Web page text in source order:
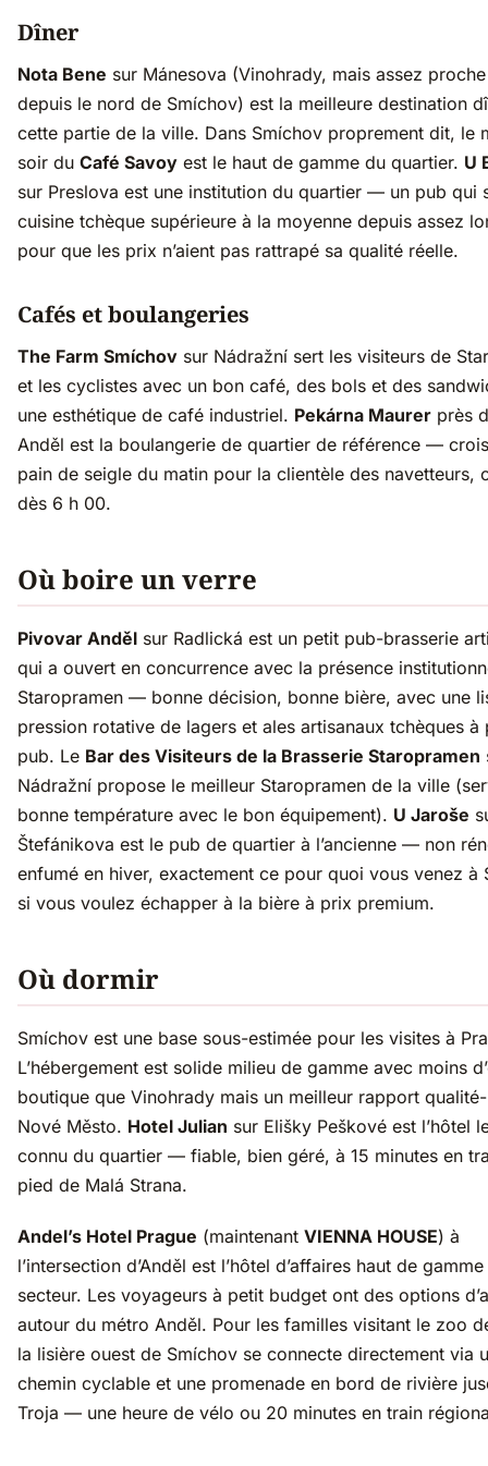
Dîner
Nota Bene sur Mánesova (Vinohrady, mais assez
depuis le nord de Smíchov) est la meilleure destination
cette partie de la ville. Dans Smíchov proprement dit, le
soir du Café Savoy est le haut de gamme du quartier. U
sur Preslova est une institution du quartier — un pub qui
cuisine tchèque supérieure à la moyenne depuis assez
pour que les prix n’aient pas rattrapé sa qualité réelle.
Cafés et boulangeries
The Farm Smíchov sur Nádražní sert les visiteurs de
et les cyclistes avec un bon café, des bols et des
une esthétique de café industriel. Pekárna Maurer près
Anděl est la boulangerie de quartier de référence —
pain de seigle du matin pour la clientèle des navetteurs,
dès 6 h 00.
Où boire un verre
Pivovar Anděl sur Radlická est un petit pub-brasserie
qui a ouvert en concurrence avec la présence
Staropramen — bonne décision, bonne bière, avec une
pression rotative de lagers et ales artisanaux tchèques à
pub. Le Bar des Visiteurs de la Brasserie Staropramen
Nádražní propose le meilleur Staropramen de la ville
bonne température avec le bon équipement). U Jaroše
Štefánikova est le pub de quartier à l’ancienne — non
enfumé en hiver, exactement ce pour quoi vous venez à
si vous voulez échapper à la bière à prix premium.
Où dormir
Smíchov est une base sous-estimée pour les visites à
L’hébergement est solide milieu de gamme avec moins
boutique que Vinohrady mais un meilleur rapport
Nové Město. Hotel Julian sur Elišky Peškové est l’hôtel
connu du quartier — fiable, bien géré, à 15 minutes en
pied de Malá Strana.
Andel’s Hotel Prague (maintenant VIENNA HOUSE) à
l’intersection d’Anděl est l’hôtel d’affaires haut de
secteur. Les voyageurs à petit budget ont des options
autour du métro Anděl. Pour les familles visitant le zoo
la lisière ouest de Smíchov se connecte directement via
chemin cyclable et une promenade en bord de rivière
Troja — une heure de vélo ou 20 minutes en train